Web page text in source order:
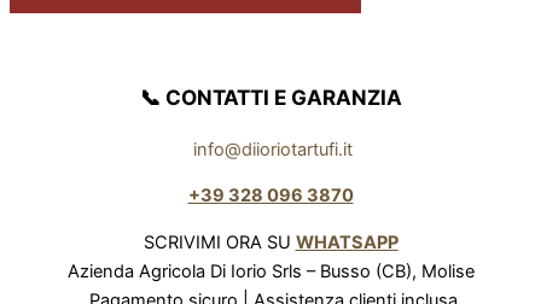
📞 CONTATTI E GARANZIA
info@diioriotartufi.it
+39 328 096 3870
SCRIVIMI ORA SU WHATSAPP
Azienda Agricola Di Iorio Srls – Busso (CB), Molise